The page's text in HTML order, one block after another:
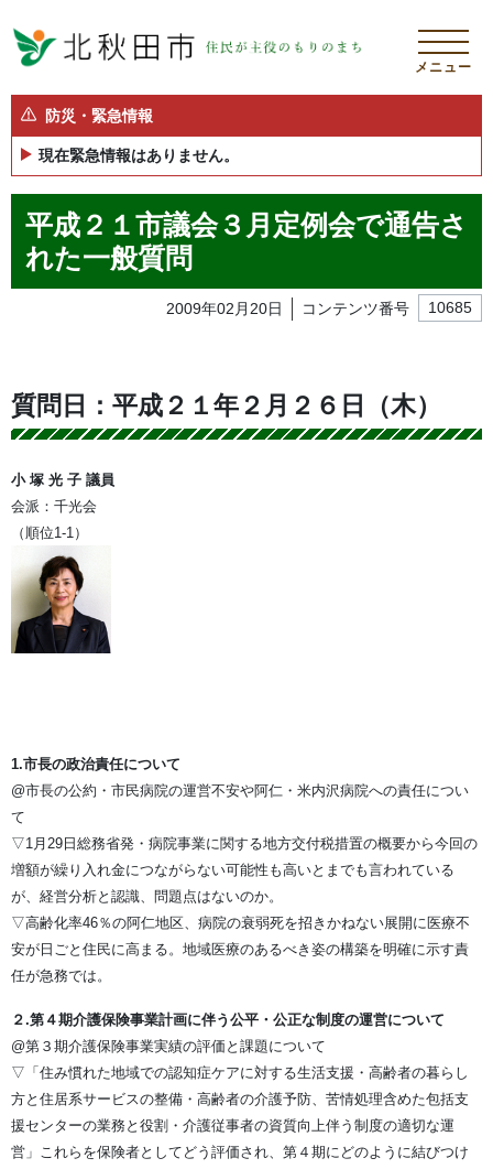
メニュー
防災・緊急情報
現在緊急情報はありません。
平成２１市議会３月定例会で通告さ
れた一般質問
2009年02月20日 コンテンツ番号 10685
質問日：平成２１年２月２６日（木）
小 塚 光 子 議員
会派：千光会
（順位1-1）
1.市長の政治責任について
@市長の公約・市民病院の運営不安や阿仁・米内沢病院への責任につい
て
▽1月29日総務省発・病院事業に関する地方交付税措置の概要から今回の
増額が繰り入れ金につながらない可能性も高いとまでも言われている
が、経営分析と認識、問題点はないのか。
▽高齢化率46％の阿仁地区、病院の衰弱死を招きかねない展開に医療不
安が日ごと住民に高まる。地域医療のあるべき姿の構築を明確に示す責
任が急務では。
２.第４期介護保険事業計画に伴う公平・公正な制度の運営について
@第３期介護保険事業実績の評価と課題について
▽「住み慣れた地域での認知症ケアに対する生活支援・高齢者の暮らし
方と住居系サービスの整備・高齢者の介護予防、苦情処理含めた包括支
援センターの業務と役割・介護従事者の資質向上伴う制度の適切な運
営」これらを保険者としてどう評価され、第４期にどのように結びつけ